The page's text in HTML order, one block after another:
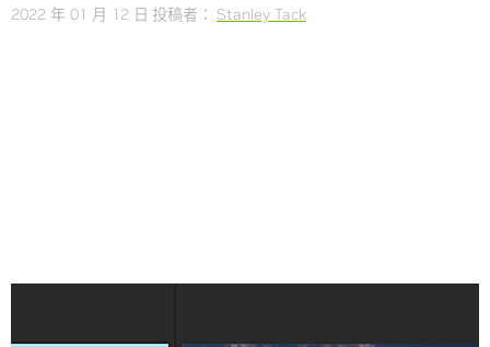
2022 年 01 月 12 日 投稿者： Stanley Tack